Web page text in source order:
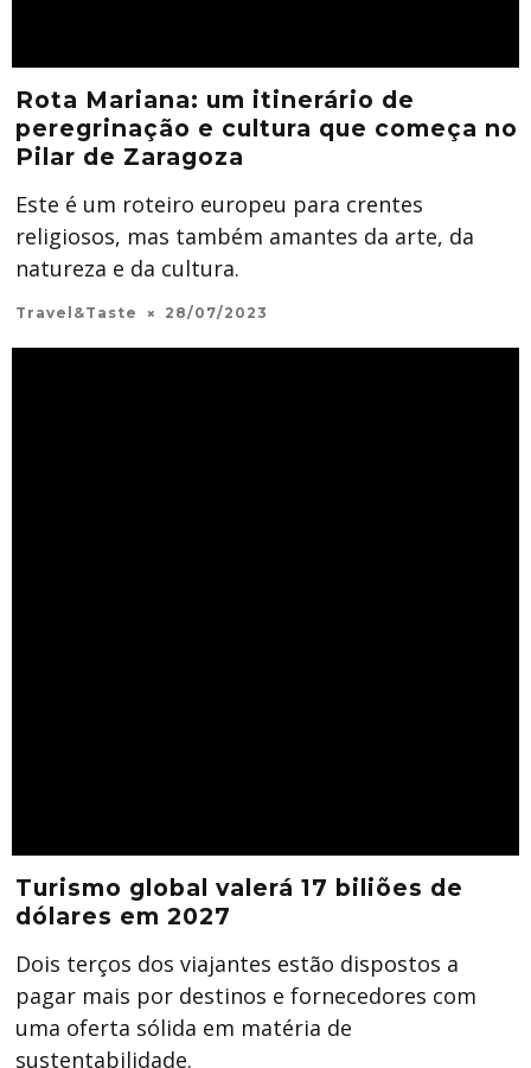
Rota Mariana: um itinerário de
peregrinação e cultura que começa no
Pilar de Zaragoza
Este é um roteiro europeu para crentes
religiosos, mas também amantes da arte, da
natureza e da cultura.
Travel&Taste 28/07/2023
Turismo global valerá 17 biliões de
dólares em 2027
Dois terços dos viajantes estão dispostos a
pagar mais por destinos e fornecedores com
uma oferta sólida em matéria de
sustentabilidade.